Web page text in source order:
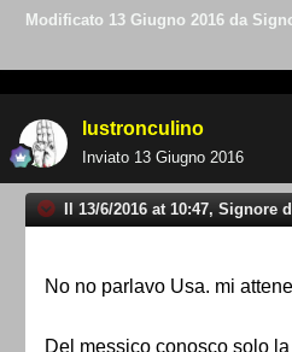
Modificato 13 Giugno 2016 da
lustronculino
Inviato 13 Giugno 2016
Il 13/6/2016 at 10:47,
No no parlavo Usa. mi
Del messico conosco solo